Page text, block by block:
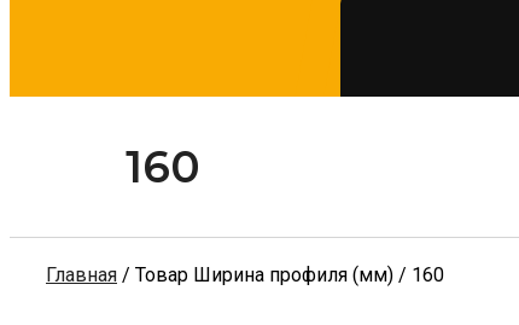
160
Главная / Товар Ширина профиля (мм) / 160